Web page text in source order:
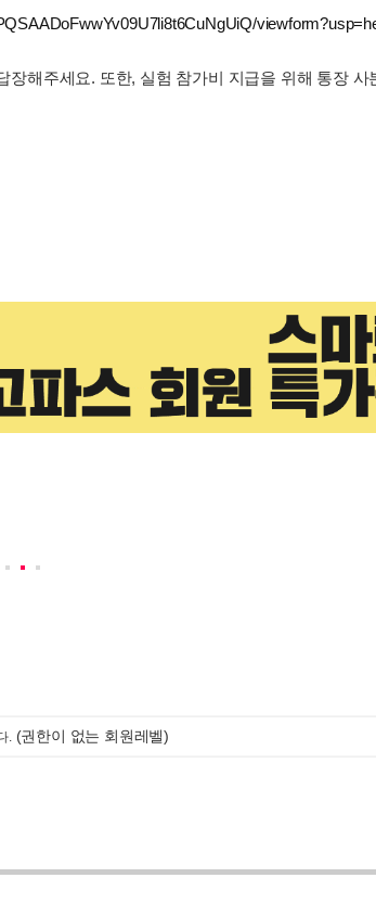
해주세요. 또한, 실험 참가비 지급을 위해 통장 사
. (권한이 없는 회원레벨)